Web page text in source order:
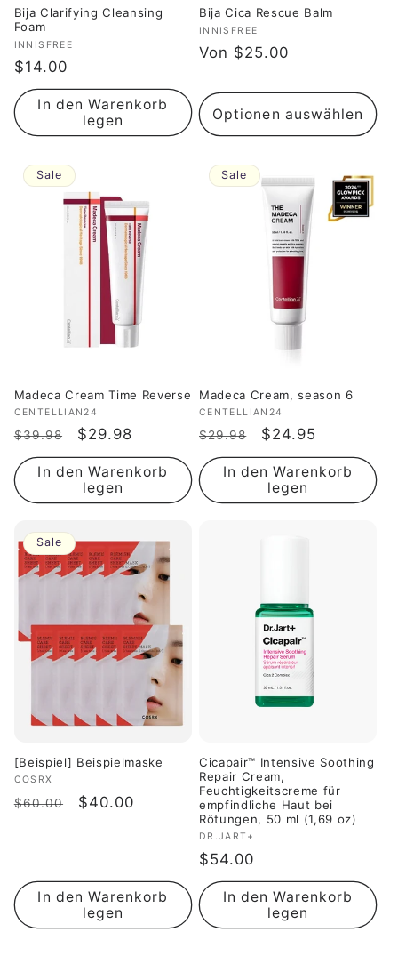
Bija Clarifying Cleansing
Foam
Anbieter:
INNISFREE
Normaler
Preis
$14.00
In den Warenkorb
legen
Bija Cica Rescue Balm
Anbieter:
INNISFREE
Normaler
Von $25.00
Optionen auswählen
Sale
Madeca Cream Time Reverse
Anbieter:
CENTELLIAN24
Normaler
Preis
$39.98 Verkaufspreis
$29.98
In den Warenkorb
legen
Sale
Madeca Cream, season 6
Anbieter:
CENTELLIAN24
Normaler
Preis
$29.98 Verkaufspreis
$24.95
In den Warenkorb
legen
Sale
[Beispiel] Beispielmaske
Anbieter:
COSRX
Normaler
$60.00 Verkaufspreis
$40.00
In den Warenkorb
legen
Cicapair™ Intensive Soothing
Repair Cream,
Feuchtigkeitscreme für
empfindliche Haut bei
Rötungen, 50 ml (1,69 oz)
Anbieter:
DR.JART+
Normaler
Preis
$54.00
In den Warenkorb
legen